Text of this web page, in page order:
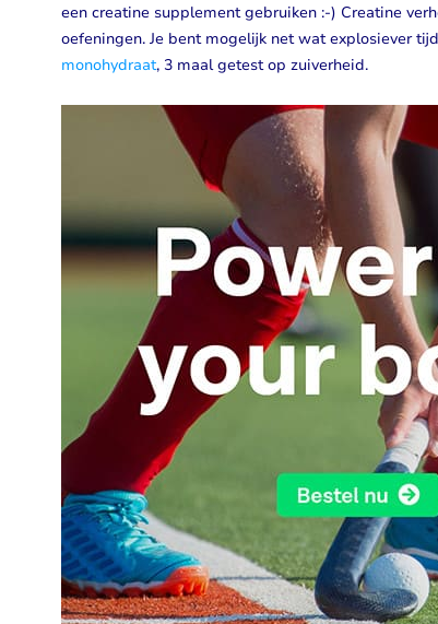
een creatine supplement gebruiken :-) Creatine
oefeningen. Je bent mogelijk net wat explosiever
monohydraat, 3 maal getest op zuiverheid.